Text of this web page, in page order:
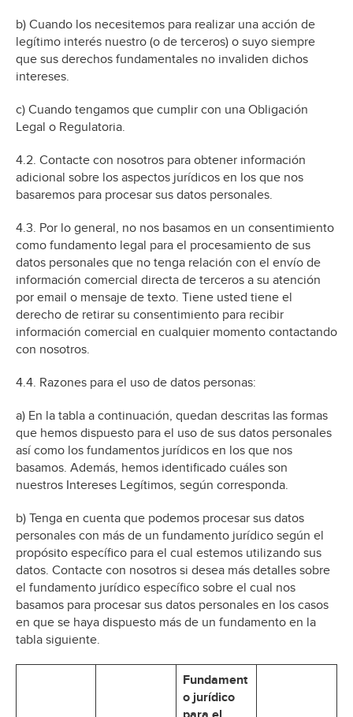
b) Cuando los necesitemos para realizar una acción de
legítimo interés nuestro (o de terceros) o suyo siempre
que sus derechos fundamentales no invaliden dichos
intereses.
c) Cuando tengamos que cumplir con una Obligación
Legal o Regulatoria.
4.2. Contacte con nosotros para obtener información
adicional sobre los aspectos jurídicos en los que nos
basaremos para procesar sus datos personales.
4.3. Por lo general, no nos basamos en un consentimiento
como fundamento legal para el procesamiento de sus
datos personales que no tenga relación con el envío de
información comercial directa de terceros a su atención
por email o mensaje de texto. Tiene usted tiene el
derecho de retirar su consentimiento para recibir
información comercial en cualquier momento contactando
con nosotros.
4.4. Razones para el uso de datos personas:
a) En la tabla a continuación, quedan descritas las formas
que hemos dispuesto para el uso de sus datos personales
así como los fundamentos jurídicos en los que nos
basamos. Además, hemos identificado cuáles son
nuestros Intereses Legítimos, según corresponda.
b) Tenga en cuenta que podemos procesar sus datos
personales con más de un fundamento jurídico según el
propósito específico para el cual estemos utilizando sus
datos. Contacte con nosotros si desea más detalles sobre
el fundamento jurídico específico sobre el cual nos
basamos para procesar sus datos personales en los casos
en que se haya dispuesto más de un fundamento en la
tabla siguiente.
Fundament
o jurídico